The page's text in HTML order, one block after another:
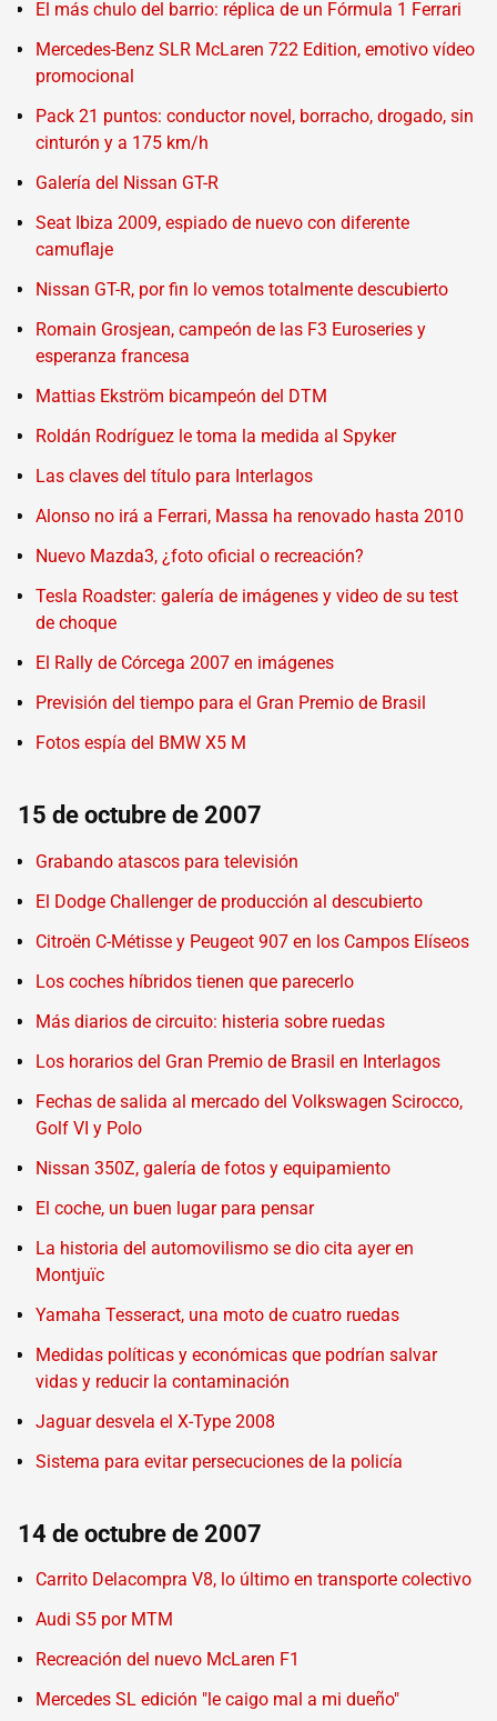
El más chulo del barrio: réplica de un Fórmula 1 Ferrari
Mercedes-Benz SLR McLaren 722 Edition, emotivo vídeo
promocional
Pack 21 puntos: conductor novel, borracho, drogado, sin
cinturón y a 175 km/h
Galería del Nissan GT-R
Seat Ibiza 2009, espiado de nuevo con diferente
camuflaje
Nissan GT-R, por fin lo vemos totalmente descubierto
Romain Grosjean, campeón de las F3 Euroseries y
esperanza francesa
Mattias Ekström bicampeón del DTM
Roldán Rodríguez le toma la medida al Spyker
Las claves del título para Interlagos
Alonso no irá a Ferrari, Massa ha renovado hasta 2010
Nuevo Mazda3, ¿foto oficial o recreación?
Tesla Roadster: galería de imágenes y video de su test
de choque
El Rally de Córcega 2007 en imágenes
Previsión del tiempo para el Gran Premio de Brasil
Fotos espía del BMW X5 M
15 de octubre de 2007
Grabando atascos para televisión
El Dodge Challenger de producción al descubierto
Citroën C-Métisse y Peugeot 907 en los Campos Elíseos
Los coches híbridos tienen que parecerlo
Más diarios de circuito: histeria sobre ruedas
Los horarios del Gran Premio de Brasil en Interlagos
Fechas de salida al mercado del Volkswagen Scirocco,
Golf VI y Polo
Nissan 350Z, galería de fotos y equipamiento
El coche, un buen lugar para pensar
La historia del automovilismo se dio cita ayer en
Montjuïc
Yamaha Tesseract, una moto de cuatro ruedas
Medidas políticas y económicas que podrían salvar
vidas y reducir la contaminación
Jaguar desvela el X-Type 2008
Sistema para evitar persecuciones de la policía
14 de octubre de 2007
Carrito Delacompra V8, lo último en transporte colectivo
Audi S5 por MTM
Recreación del nuevo McLaren F1
Mercedes SL edición "le caigo mal a mi dueño"